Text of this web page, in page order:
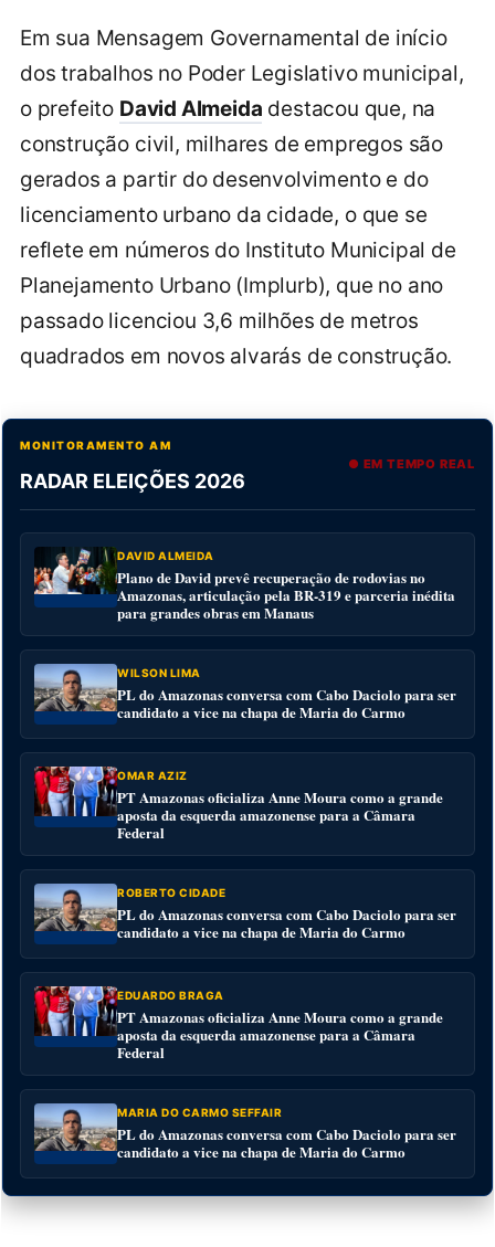
Em sua Mensagem Governamental de início
dos trabalhos no Poder Legislativo municipal,
o prefeito David Almeida destacou que, na
construção civil, milhares de empregos são
gerados a partir do desenvolvimento e do
licenciamento urbano da cidade, o que se
reflete em números do Instituto Municipal de
Planejamento Urbano (Implurb), que no ano
passado licenciou 3,6 milhões de metros
quadrados em novos alvarás de construção.
MONITORAMENTO AM
RADAR ELEIÇÕES 2026
● EM TEMPO REAL
DAVID ALMEIDA
Plano de David prevê recuperação de rodovias no
Amazonas, articulação pela BR-319 e parceria inédita
para grandes obras em Manaus
WILSON LIMA
PL do Amazonas conversa com Cabo Daciolo para ser
candidato a vice na chapa de Maria do Carmo
OMAR AZIZ
PT Amazonas oficializa Anne Moura como a grande
aposta da esquerda amazonense para a Câmara
Federal
ROBERTO CIDADE
PL do Amazonas conversa com Cabo Daciolo para ser
candidato a vice na chapa de Maria do Carmo
EDUARDO BRAGA
PT Amazonas oficializa Anne Moura como a grande
aposta da esquerda amazonense para a Câmara
Federal
MARIA DO CARMO SEFFAIR
PL do Amazonas conversa com Cabo Daciolo para ser
candidato a vice na chapa de Maria do Carmo